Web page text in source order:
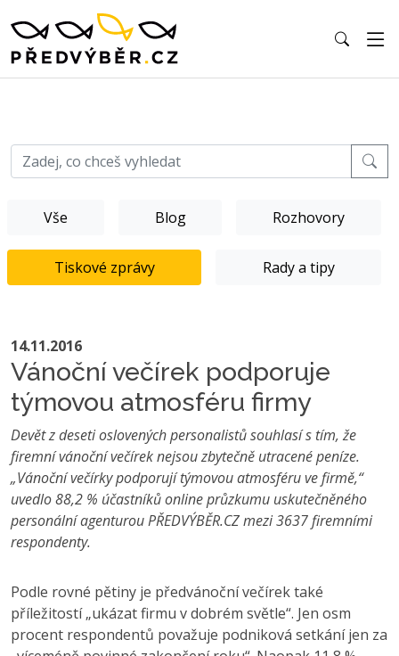
Vše Blog Rozhovory
Tiskové zprávy Rady a tipy
14.11.2016
Vánoční večírek podporuje
týmovou atmosféru firmy
Devět z deseti oslovených personalistů souhlasí s tím, že
firemní vánoční večírek nejsou zbytečně utracené peníze.
„Vánoční večírky podporují týmovou atmosféru ve firmě,“
uvedlo 88,2 % účastníků online průzkumu uskutečněného
personální agenturou PŘEDVÝBĚR.CZ mezi 3637 firemními
respondenty.
Podle rovné pětiny je předvánoční večírek také
příležitostí „ukázat firmu v dobrém světle“. Jen osm
procent respondentů považuje podniková setkání jen za